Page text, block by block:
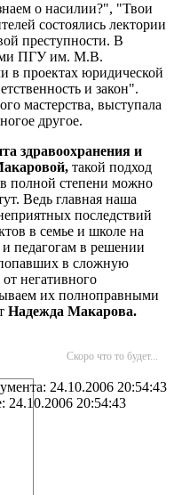
о насилии?", "Твои
состоялись лектории
преступности. В
ПГУ им. М.В.
в проектах юридической
и закон".
мастерства, выступала
другое.
здравоохранения и
такой подход
в полной степени можно
Ведь главная наша
последствий
в семье и школе на
педагогам в решении
попавших в сложную
негативного
их полноправными
Надежда Макарова.
Скоро что то будет...
24.10.2006 20:54:43
24.10.2006 20:54:43